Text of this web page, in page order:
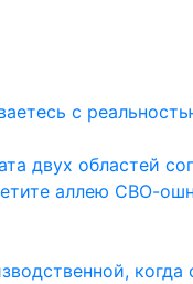
с
двух областей
аллею СВО-
когда